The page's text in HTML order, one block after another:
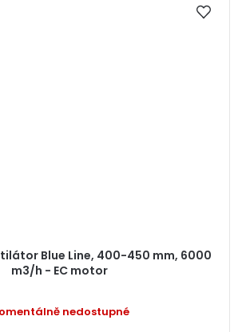
Blue Line, 400-450 mm, 6000
m3/h - EC motor
nedostupné